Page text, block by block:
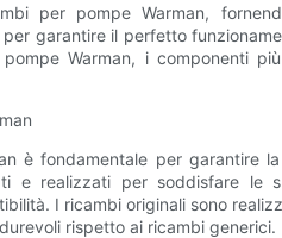
per pompe Warman,
garantire il perfetto
Warman, i componenti
è fondamentale per garantire
e realizzati per soddisfare le
I ​​ricambi originali sono
rispetto ai ricambi generici.